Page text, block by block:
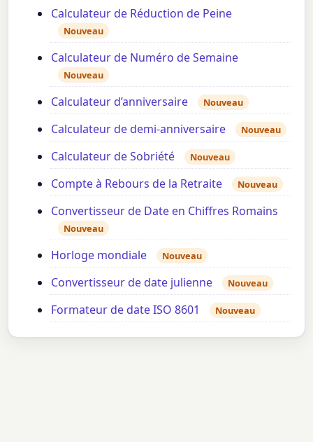
Calculateur de Réduction de Peine
Nouveau
Calculateur de Numéro de Semaine
Nouveau
Calculateur d’anniversaire Nouveau
Calculateur de demi-anniversaire Nouveau
Calculateur de Sobriété Nouveau
Compte à Rebours de la Retraite Nouveau
Convertisseur de Date en Chiffres Romains
Nouveau
Horloge mondiale Nouveau
Convertisseur de date julienne Nouveau
Formateur de date ISO 8601 Nouveau